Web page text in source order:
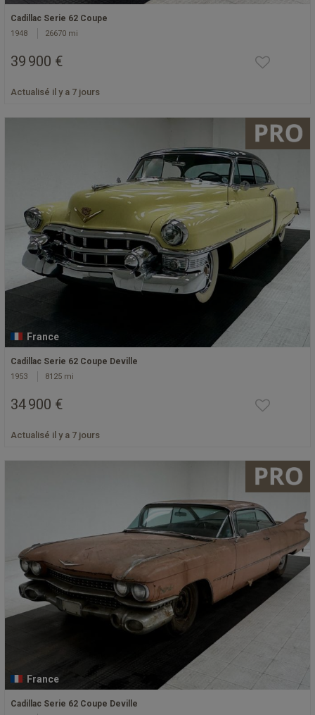
Cadillac Serie 62 Coupe
1948 26670 mi
39 900 €
Actualisé il y a 7 jours
France
Cadillac Serie 62 Coupe Deville
1953 8125 mi
34 900 €
Actualisé il y a 7 jours
France
Cadillac Serie 62 Coupe Deville